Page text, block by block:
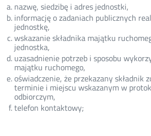
nazwę, siedzibę i adres jednostki,
informację o zadaniach publicznych
jednostkę,
wskazanie składnika majątku
jednostka,
uzasadnienie potrzeb i sposobu
majątku ruchomego,
oświadczenie, że przekazany składnik
terminie i miejscu wskazanym w
odbiorczym,
telefon kontaktowy;